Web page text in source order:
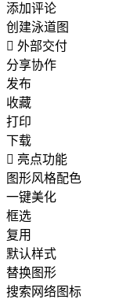
添加评论
创建泳道图
 外部交付
分享协作
发布
收藏
打印
下载
 亮点功能
图形风格配色
一键美化
框选
复用
默认样式
替换图形
搜索网络图标